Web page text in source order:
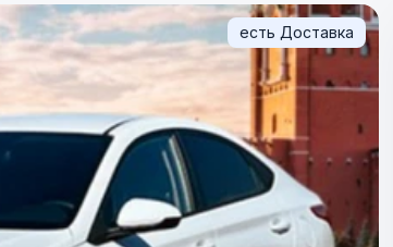
есть Доставка